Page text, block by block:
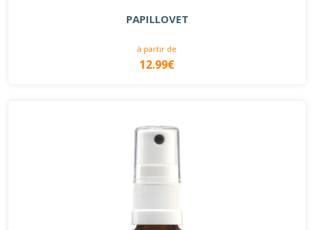
PAPILLOVET
à partir de
12.99€